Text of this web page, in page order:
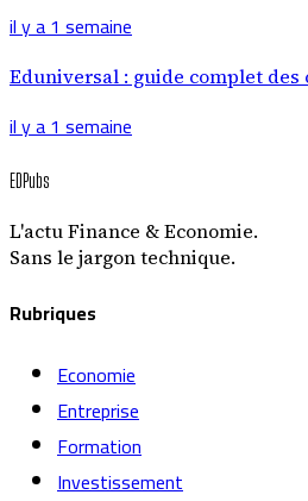
il y a 1 semaine
Eduniversal : guide complet des
il y a 1 semaine
EDPubs
L'actu Finance & Economie.
Sans le jargon technique.
Rubriques
Economie
Entreprise
Formation
Investissement